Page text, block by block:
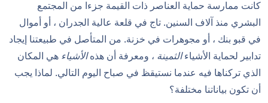
كانت ممارسة حماية العناصر ذات القيمة جزءا من المجتمع
البشري منذ آلاف السنين. تاج في قلعة عالية الجدران ، أو أموال
في قبو بنك ، أو مجوهرات في خزنة. من المتأصل في طبيعتنا إيجاد
تدابير لحماية الأشياءالثمينة ، ومعرفة أن هذهالأشياء هي المكان
الذي تركناها فيه عندما نستيقظ في صباح اليوم التالي. لماذا يجب
أن تكون بياناتنا مختلفة؟